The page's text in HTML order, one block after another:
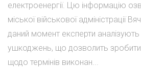
електроенергії. Цю інформацію
міської військової адміністрації
даний момент експерти аналізують
ушкоджень, що дозволить зробити
щодо термінів виконан...